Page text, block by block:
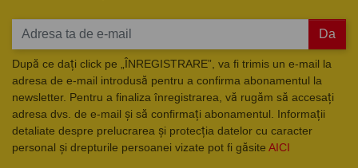
Da
După ce dați click pe „ÎNREGISTRARE”, va fi trimis un e-mail la
adresa de e-mail introdusă pentru a confirma abonamentul la
newsletter. Pentru a finaliza înregistrarea, vă rugăm să accesați
adresa dvs. de e-mail și să confirmați abonamentul. Informații
detaliate despre prelucrarea și protecția datelor cu caracter
personal și drepturile persoanei vizate pot fi găsite AICI